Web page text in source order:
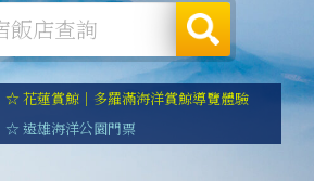
☆ 花蓮賞鯨｜多羅滿海洋賞鯨導覽體驗
☆ 遠雄海洋公園門票